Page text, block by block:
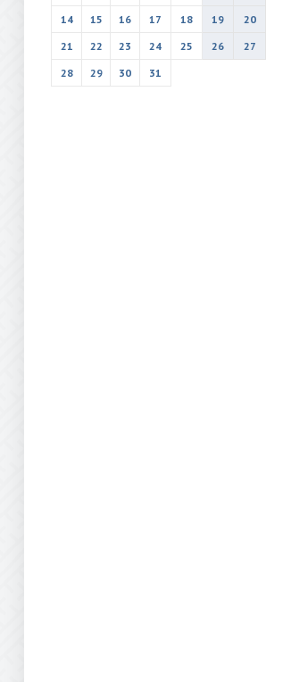
14
15 16 17 18 19
20
21
22 23 24 25 26
27
28
29 30 31